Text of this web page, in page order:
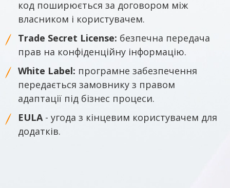
код поширюється за договором між
власником і користувачем.
Trade Secret License: безпечна передача
прав на конфіденційну інформацію.
White Label: програмне забезпечення
передається замовнику з правом
адаптації під бізнес процеси.
EULA- угода з кінцевим користувачем для
додатків.